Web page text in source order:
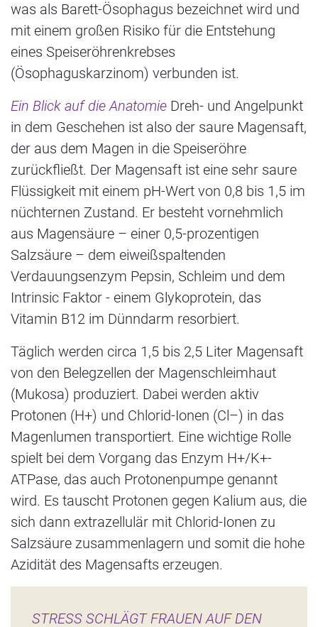
was als Barett-Ösophagus bezeichnet wird und
mit einem großen Risiko für die Entstehung
eines Speiseröhrenkrebses
(Ösophaguskarzinom) verbunden ist.
Ein Blick auf die Anatomie Dreh- und Angelpunkt
in dem Geschehen ist also der saure Magensaft,
der aus dem Magen in die Speiseröhre
zurückfließt. Der Magensaft ist eine sehr saure
Flüssigkeit mit einem pH-Wert von 0,8 bis 1,5 im
nüchternen Zustand. Er besteht vornehmlich
aus Magensäure – einer 0,5-prozentigen
Salzsäure – dem eiweißspaltenden
Verdauungsenzym Pepsin, Schleim und dem
Intrinsic Faktor - einem Glykoprotein, das
Vitamin B12 im Dünndarm resorbiert.
Täglich werden circa 1,5 bis 2,5 Liter Magensaft
von den Belegzellen der Magenschleimhaut
(Mukosa) produziert. Dabei werden aktiv
Protonen (H+) und Chlorid-Ionen (Cl–) in das
Magenlumen transportiert. Eine wichtige Rolle
spielt bei dem Vorgang das Enzym H+/K+-
ATPase, das auch Protonenpumpe genannt
wird. Es tauscht Protonen gegen Kalium aus, die
sich dann extrazellulär mit Chlorid-Ionen zu
Salzsäure zusammenlagern und somit die hohe
Azidität des Magensafts erzeugen.
STRESS SCHLÄGT FRAUEN AUF DEN